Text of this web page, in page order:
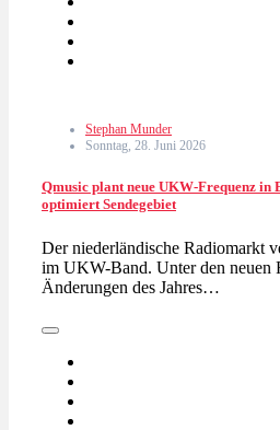
Stephan Munder
Sonntag, 28. Juni 2026
Qmusic plant neue UKW-Frequenz in
optimiert Sendegebiet
Der niederländische Radiomarkt
im UKW-Band. Unter den
Änderungen des Jahres…